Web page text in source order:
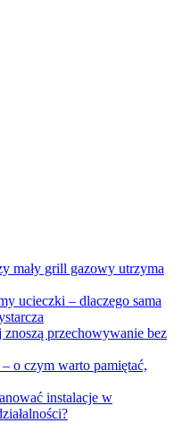
mały grill gazowy utrzyma
ucieczki – dlaczego sama
przechowywanie bez
o czym warto pamiętać,
instalacje w